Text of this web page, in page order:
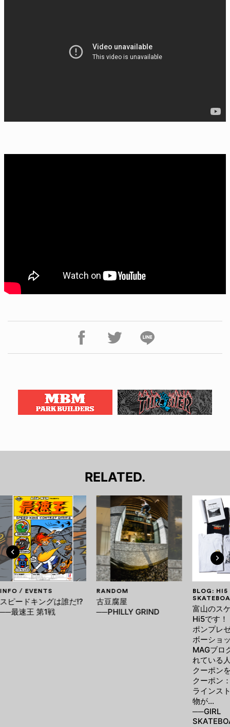
RELATED.
INFO / EVENTS
スピードキングは誰だ!?
──最速王 第1戦
RANDOM
古豆腐屋
──PHILLY GRIND
BLOG: HI5
富山のス
Hi5です！
ポンプレ
ボーショ
MAGブロ
れている
クーポン
クーポン
ラインス
物が…
──GIRL